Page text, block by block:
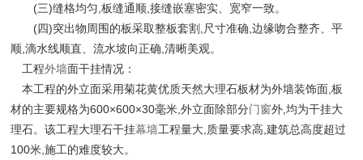
(三)缝格均匀,板缝通顺,接缝嵌塞密实、宽窄一致。
(四)突出物周围的板采取整板套割,尺寸准确,边缘吻合整齐、平
顺,滴水线顺直、流水坡向正确,清晰美观。
工程外墙面干挂情况：
本工程的外立面采用菊花黄优质天然大理石板材为外墙装饰面,板
材的主要规格为600×600×30毫米,外立面除部分门窗外,均为干挂大
理石。该工程大理石干挂幕墙工程量大,质量要求高,建筑总高度超过
100米,施工的难度较大。